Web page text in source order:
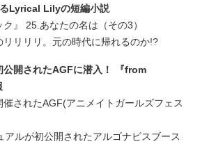
Lyrical Lilyの短編小説
ク』 25.あなたの名は（その3）
リリリリ。元の時代に帰れるのか!?
公開されたAGFに潜入！ 『from
されたAGF(アニメイトガールズフェス
アルが初公開されたアルゴナビスブース